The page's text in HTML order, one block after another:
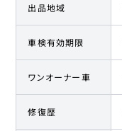
出品地域
車検有効期限
ワンオーナー車
修復歴